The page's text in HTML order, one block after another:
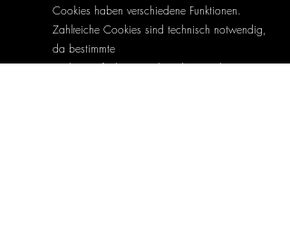
Cookies haben verschiedene Funktionen.
Zahlreiche Cookies sind technisch notwendig,
da bestimmte
Webseitenfunktionen ohne diese nicht